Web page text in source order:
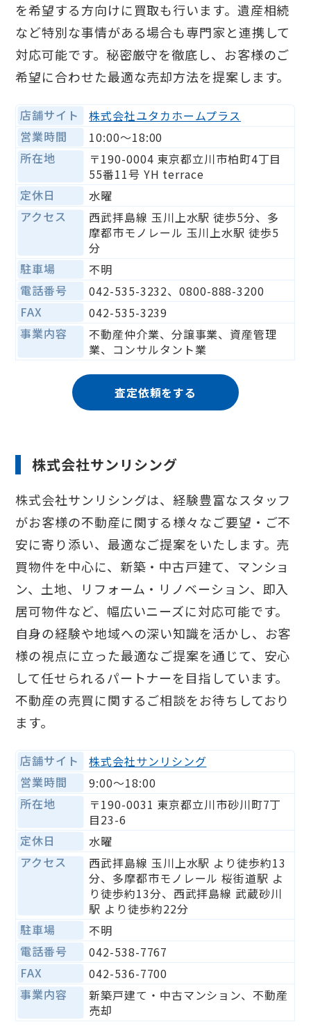
を希望する方向けに買取も行います。遺産相続
など特別な事情がある場合も専門家と連携して
対応可能です。秘密厳守を徹底し、お客様のご
希望に合わせた最適な売却方法を提案します。
店舗サイト
株式会社ユタカホームプラス
営業時間
10:00〜18:00
所在地
〒190-0004 東京都立川市柏町4丁目
55番11号 YH terrace
定休日
水曜
アクセス
西武拝島線 玉川上水駅 徒歩5分、多
摩都市モノレール 玉川上水駅 徒歩5
分
駐車場
不明
電話番号
042-535-3232、0800-888-3200
FAX
042-535-3239
事業内容
不動産仲介業、分譲事業、資産管理
業、コンサルタント業
査定依頼をする
株式会社サンリシング
株式会社サンリシングは、経験豊富なスタッフ
がお客様の不動産に関する様々なご要望・ご不
安に寄り添い、最適なご提案をいたします。売
買物件を中心に、新築・中古戸建て、マンショ
ン、土地、リフォーム・リノベーション、即入
居可物件など、幅広いニーズに対応可能です。
自身の経験や地域への深い知識を活かし、お客
様の視点に立った最適なご提案を通じて、安心
して任せられるパートナーを目指しています。
不動産の売買に関するご相談をお待ちしており
ます。
店舗サイト
株式会社サンリシング
営業時間
9:00〜18:00
所在地
〒190-0031 東京都立川市砂川町7丁
目23-6
定休日
水曜
アクセス
西武拝島線 玉川上水駅 より徒歩約13
分、多摩都市モノレール 桜街道駅 よ
り徒歩約13分、西武拝島線 武蔵砂川
駅 より徒歩約22分
駐車場
不明
電話番号
042-538-7767
FAX
042-536-7700
事業内容
新築戸建て・中古マンション、不動産
売却